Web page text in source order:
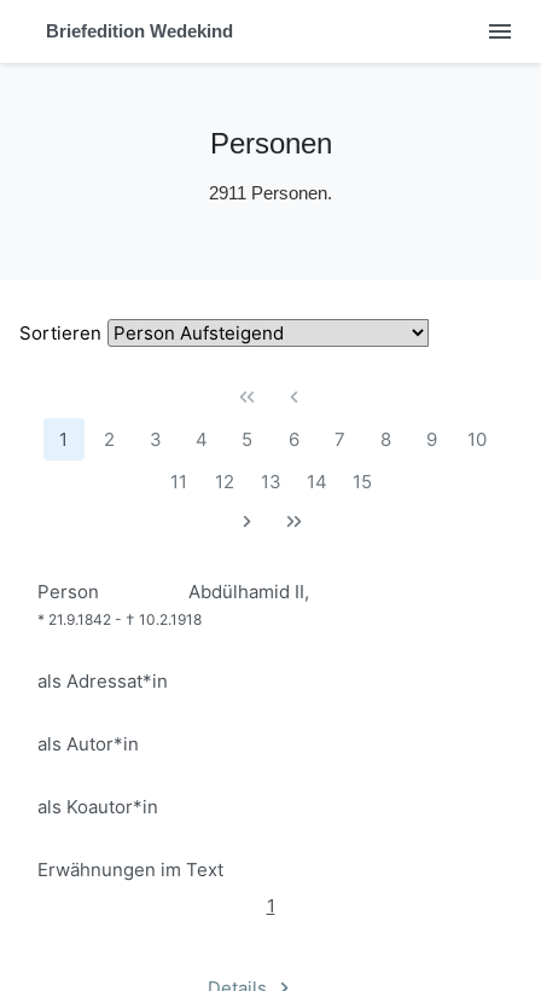
Briefedition Wedekind menu
Personen
2911 Personen.
Sortieren
1 2 3 4 5 6 7 8 9
10
11
12 13 14 15
Person Abdülhamid II,
* 21.9.1842 - † 10.2.1918
als Adressat*in
als Autor*in
als Koautor*in
Erwähnungen im Text
1